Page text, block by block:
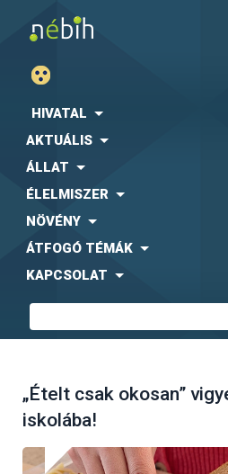
HIVATAL
AKTUÁLIS
ÁLLAT
ÉLELMISZER
NÖVÉNY
ÁTFOGÓ TÉMÁK
KAPCSOLAT
„Ételt csak okosan”
iskolába!